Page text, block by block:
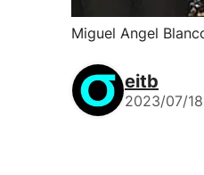
Miguel Angel
eitb
2023/07/